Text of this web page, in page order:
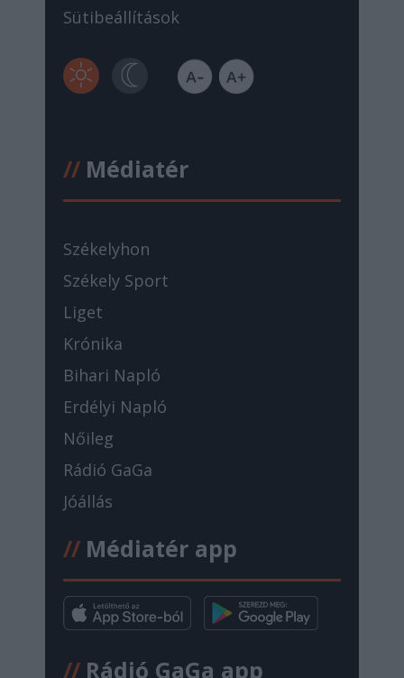
Sütibeállítások
//Médiatér
Székelyhon
Székely Sport
Liget
Krónika
Bihari Napló
Erdélyi Napló
Nőileg
Rádió GaGa
Jóállás
//Médiatér app
//Rádió GaGa app